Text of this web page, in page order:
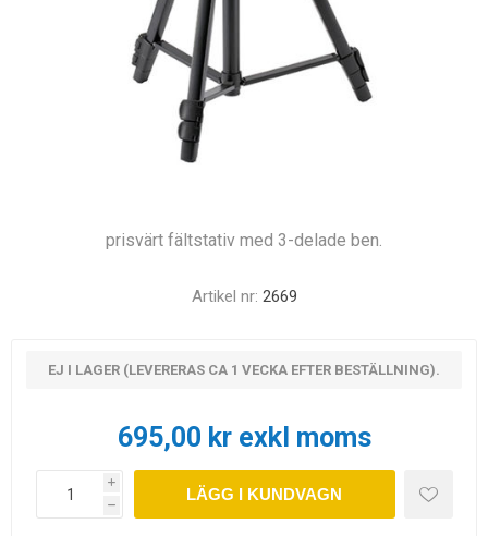
prisvärt fältstativ med 3-delade ben.
Artikel nr: 2669
EJ I LAGER (LEVERERAS CA 1 VECKA EFTER BESTÄLLNING).
695,00 kr exkl moms
i
h
LÄGG I KUNDVAGN